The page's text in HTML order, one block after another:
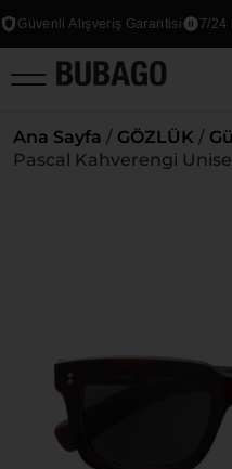
Güvenli Alışveriş Garantisi 7/24
Ana Sayfa / GÖZLÜK /
Pascal Kahverengi